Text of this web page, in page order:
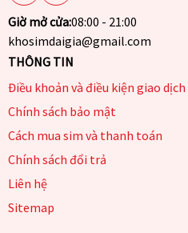
Giờ mở cửa:08:00 - 21:00
khosimdaigia@gmail.com
THÔNG TIN
Điều khoản và điều kiện giao dịch
Chính sách bảo mật
Cách mua sim và thanh toán
Chính sách đổi trả
Liên hệ
Sitemap